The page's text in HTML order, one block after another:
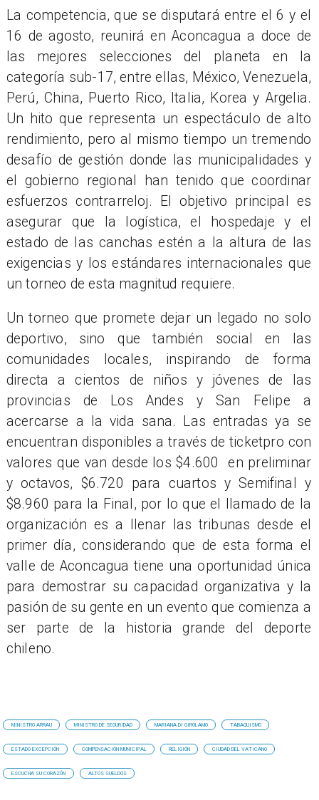
La competencia, que se disputará entre el 6 y el
16 de agosto, reunirá en Aconcagua a doce de
las mejores selecciones del planeta en la
categoría sub-17, entre ellas, México, Venezuela,
Perú, China, Puerto Rico, Italia, Korea y Argelia.
Un hito que representa un espectáculo de alto
rendimiento, pero al mismo tiempo un tremendo
desafío de gestión donde las municipalidades y
el gobierno regional han tenido que coordinar
esfuerzos contrarreloj. El objetivo principal es
asegurar que la logística, el hospedaje y el
estado de las canchas estén a la altura de las
exigencias y los estándares internacionales que
un torneo de esta magnitud requiere.
Un torneo que promete dejar un legado no solo
deportivo, sino que también social en las
comunidades locales, inspirando de forma
directa a cientos de niños y jóvenes de las
provincias de Los Andes y San Felipe a
acercarse a la vida sana. Las entradas ya se
encuentran disponibles a través de ticketpro con
valores que van desde los $4.600 en preliminar
y octavos, $6.720 para cuartos y Semifinal y
$8.960 para la Final, por lo que el llamado de la
organización es a llenar las tribunas desde el
primer día, considerando que de esta forma el
valle de Aconcagua tiene una oportunidad única
para demostrar su capacidad organizativa y la
pasión de su gente en un evento que comienza a
ser parte de la historia grande del deporte
chileno.
MINISTRO ARRAU MINISTRO DE SEGURIDAD MARIANA DI GIROLAMO TABAQUISMO
ESTADO EXCEPCIÓN COMPENSACIÓN MUNICIPAL RELIGIÓN CIUDAD DEL VATICANO
ESCUCHA SU CORAZÓN ALTOS SUELDOS